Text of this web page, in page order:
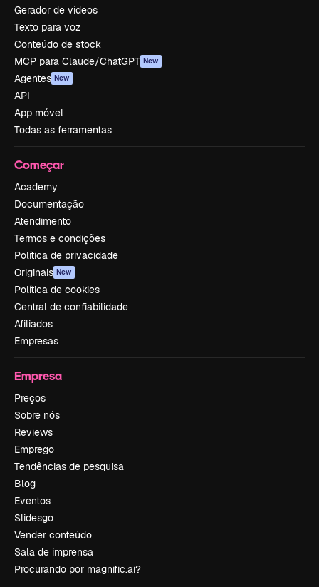
Gerador de vídeos
Texto para voz
Conteúdo de stock
MCP para Claude/ChatGPT New
Agentes New
API
App móvel
Todas as ferramentas
Começar
Academy
Documentação
Atendimento
Termos e condições
Política de privacidade
Originais New
Política de cookies
Central de confiabilidade
Afiliados
Empresas
Empresa
Preços
Sobre nós
Reviews
Emprego
Tendências de pesquisa
Blog
Eventos
Slidesgo
Vender conteúdo
Sala de imprensa
Procurando por magnific.ai?